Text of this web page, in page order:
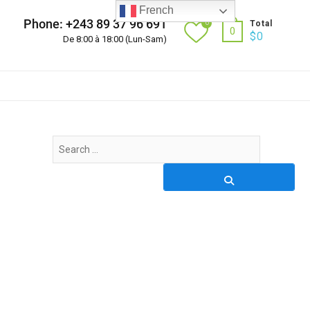
Phone: +243 89 37 96 691
De 8:00 à 18:00 (Lun-Sam)
0
0
Total
$0
Search
French